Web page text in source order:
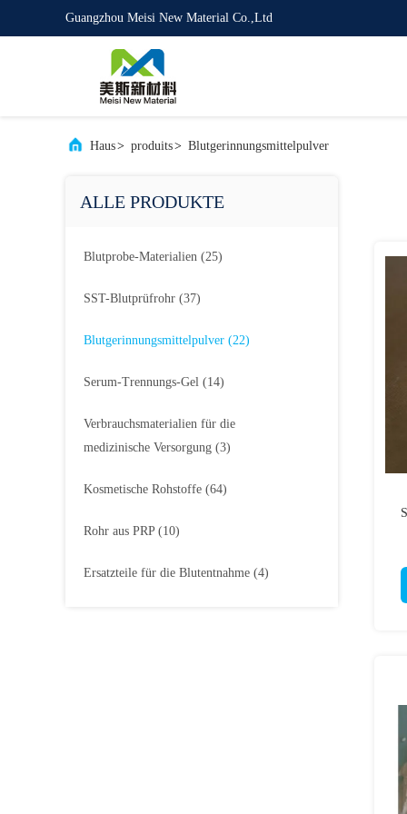
Guangzhou Meisi New Material Co.,Ltd
Haus> produits> Blutgerinnungsmittelpulver
ALLE PRODUKTE
Blutprobe-Materialien (25)
SST-Blutprüfrohr (37)
Blutgerinnungsmittelpulver (22)
Serum-Trennungs-Gel (14)
Verbrauchsmaterialien für die
medizinische Versorgung (3)
Kosmetische Rohstoffe (64)
Rohr aus PRP (10)
Ersatzteile für die Blutentnahme (4)